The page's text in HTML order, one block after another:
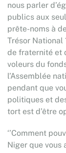
nous parler
publics aux
prête-noms à
Trésor National
de fraternité et
voleurs du
l’Assemblée
pendant que
politiques et
tort est d’être
‘’Comment
Niger que vous